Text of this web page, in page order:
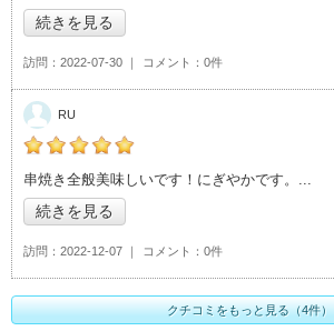
続きを見る
訪問 2022-07-30 コメント 0件
の「やまとや酒場惣吉」おすすめ度：
串焼き全般美味しいです！にぎやかです。
続きを見る
訪問 2022-12-07 コメント 0件
RU
クチコミをもっと見る（4件）